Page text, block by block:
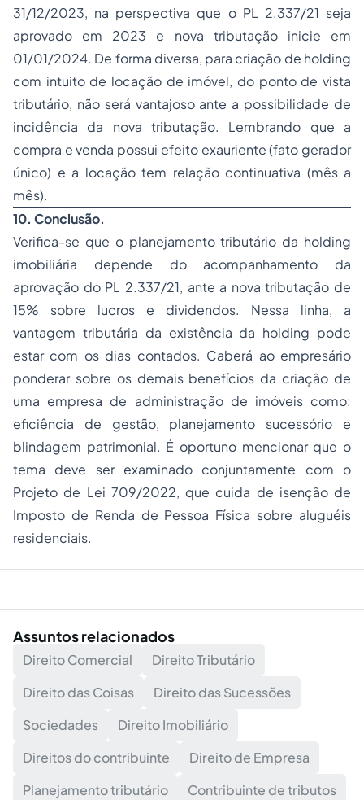
31/12/2023, na perspectiva que o PL 2.337/21 seja
aprovado em 2023 e nova tributação inicie em
01/01/2024. De forma diversa, para criação de holding
com intuito de locação de imóvel, do ponto de vista
tributário, não será vantajoso ante a possibilidade de
incidência da nova tributação. Lembrando que a
compra e venda possui efeito exauriente (fato gerador
único) e a locação tem relação continuativa (mês a
mês).
10. Conclusão.
Verifica-se que o planejamento tributário da holding
imobiliária depende do acompanhamento da
aprovação do PL 2.337/21, ante a nova tributação de
15% sobre lucros e dividendos. Nessa linha, a
vantagem tributária da existência da holding pode
estar com os dias contados. Caberá ao empresário
ponderar sobre os demais benefícios da criação de
uma empresa de administração de imóveis como:
eficiência de gestão, planejamento sucessório e
blindagem patrimonial. É oportuno mencionar que o
tema deve ser examinado conjuntamente com o
Projeto de Lei 709/2022, que cuida de isenção de
Imposto de Renda de Pessoa Física sobre aluguéis
residenciais.
Assuntos relacionados
Direito Comercial
Direito Tributário
Direito das Coisas
Direito das Sucessões
Sociedades
Direito Imobiliário
Direitos do contribuinte
Direito de Empresa
Planejamento tributário
Contribuinte de tributos